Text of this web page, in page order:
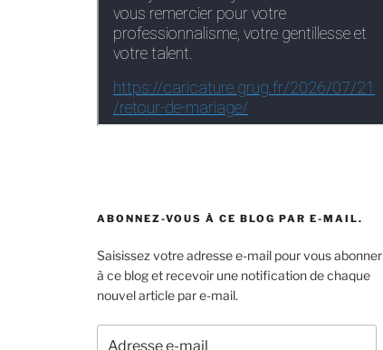
ABONNEZ-VOUS À CE BLOG PAR E-MAIL.
Saisissez votre adresse e-mail pour vous abonner
à ce blog et recevoir une notification de chaque
nouvel article par e-mail.